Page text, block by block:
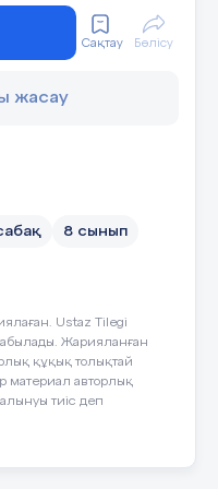
ма?
практикалық
Білім беруді
Қазақ тілі, қазақстан
Мұғалімнің қызметі:
Сақтау Бөлісу
жасау
8 сынып
Ustaz Tilegi
Жарияланған
құқық толықтай
материал авторлық
тиіс деп